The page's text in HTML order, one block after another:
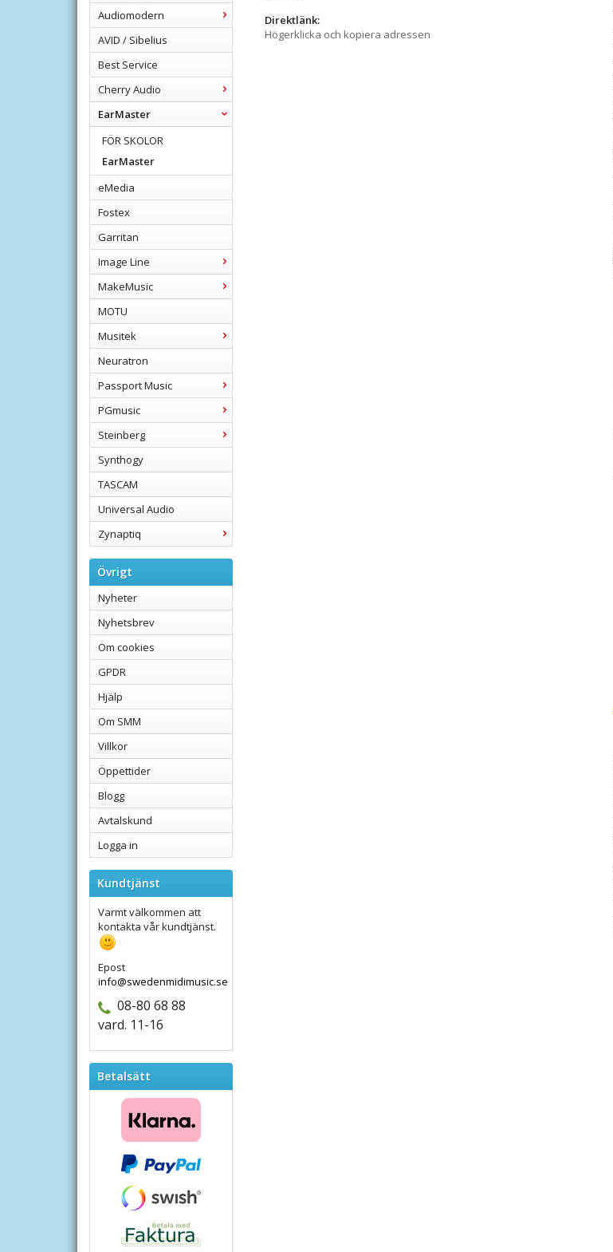
Audiomodern
AVID / Sibelius
Best Service
Cherry Audio
EarMaster
FÖR SKOLOR
EarMaster
eMedia
Fostex
Garritan
Image Line
MakeMusic
MOTU
Musitek
Neuratron
Passport Music
PGmusic
Steinberg
Synthogy
TASCAM
Universal Audio
Zynaptiq
Övrigt
Nyheter
Nyhetsbrev
Om cookies
GPDR
Hjälp
Om SMM
Villkor
Öppettider
Blogg
Avtalskund
Logga in
Kundtjänst
Varmt välkommen att
kontakta vår kundtjänst.
Epost
info@swedenmidimusic.se
08-80 68 88
vard. 11-16
Betalsätt
Direktlänk:
Högerklicka och kopiera adressen